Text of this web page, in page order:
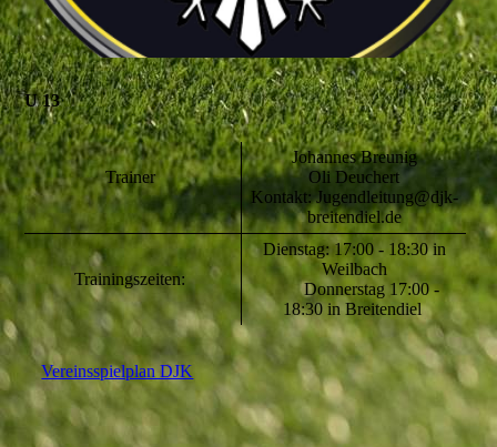
U 13
Trainer
Johannes Breunig
Oli Deuchert
Kontakt: Jugendleitung@djk-
breitendiel.de
Trainingszeiten:
Dienstag: 17:00 - 18:30 in
Weilbach
Donnerstag 17:00 -
18:30 in Breitendiel
Vereinsspielplan DJK